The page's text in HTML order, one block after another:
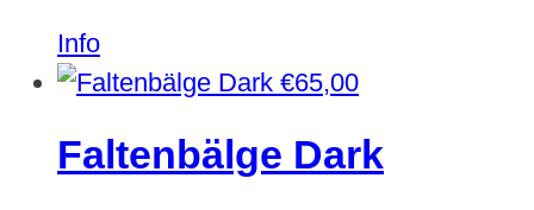
InfoDieses
Produkt
mehrere
€65,00
Faltenbälge Dark